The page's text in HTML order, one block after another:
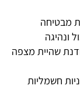
מבטיחה
ונהיגה
שהיית מצפה
חשמליות